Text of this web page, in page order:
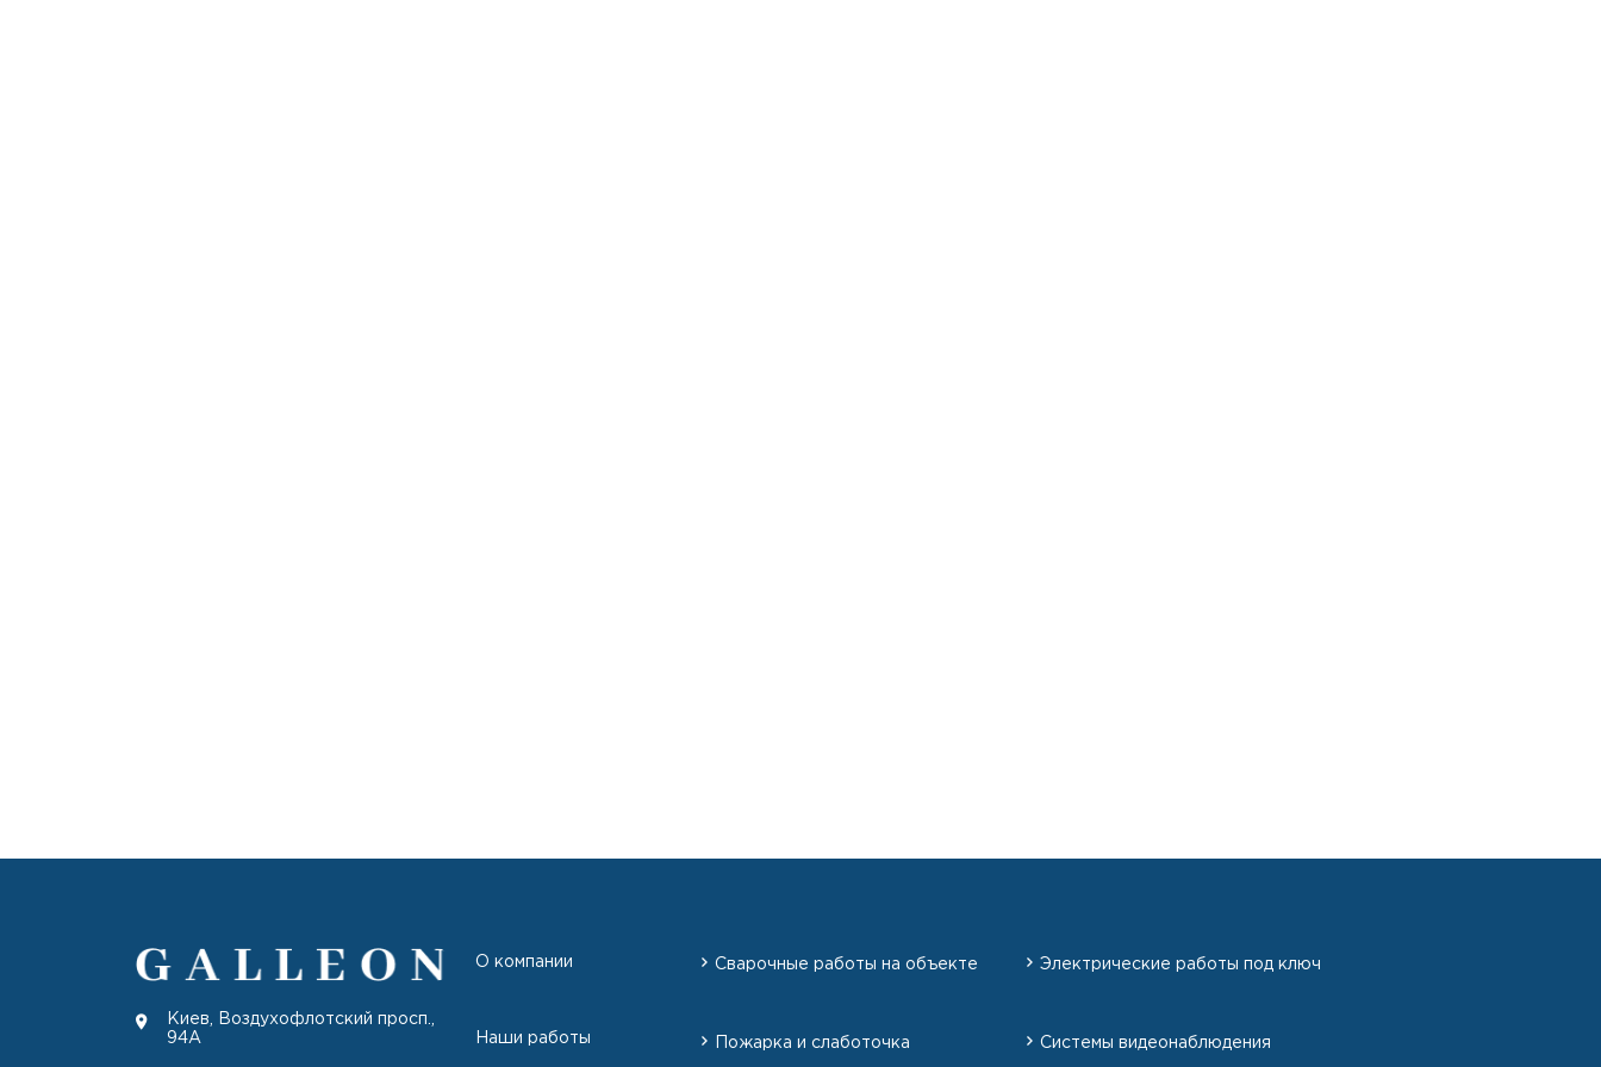
Киев, Воздухофлотский просп.,
94А
О компании
Наши работы
Сварочные работы на объекте Электрические работы под ключ
Пожарка и слаботочка Системы видеонаблюдения